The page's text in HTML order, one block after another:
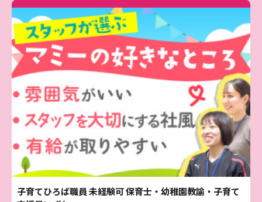
子育てひろば職員 未経験可 保育士・幼稚園教諭・子育て